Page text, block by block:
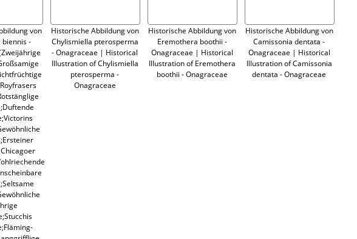
von
biennis -
Historische Abbildung von
Chylismiella pterosperma
- Onagraceae | Historical
Illustration of Chylismiella
pterosperma -
Onagraceae
Historische Abbildung von
Eremothera boothii -
Onagraceae | Historical
Illustration of Eremothera
boothii - Onagraceae
Historische Abbildung von
Camissonia dentata -
Onagraceae | Historical
Illustration of Camissonia
dentata - Onagraceae